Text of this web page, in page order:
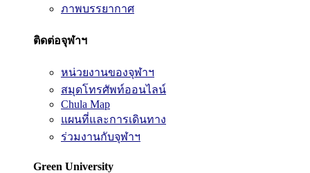
ภาพบรรยากาศ
ติดต่อจุฬาฯ
หน่วยงานของจุฬาฯ
สมุดโทรศัพท์ออนไลน์
Chula Map
แผนที่และการเดินทาง
ร่วมงานกับจุฬาฯ
Green University